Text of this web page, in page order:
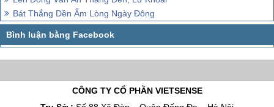
Bát Thắng Dền Ấm Lòng Ngày Đông
CÔNG TY CỔ PHẦN VIETSENSE